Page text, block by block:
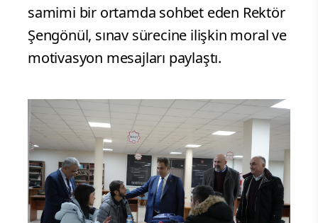
samimi bir ortamda sohbet eden Rektör
Şengönül, sınav sürecine ilişkin moral ve
motivasyon mesajları paylaştı.